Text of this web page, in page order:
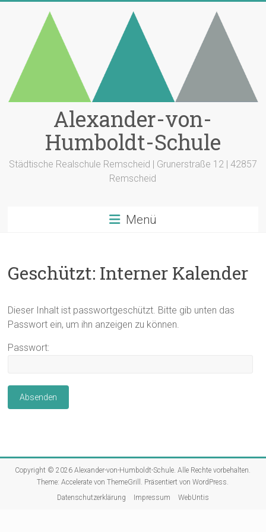
Alexander-von-
Humboldt-Schule
Städtische Realschule Remscheid | Grunerstraße 12 | 42857
Remscheid
Menü
Geschützt: Interner Kalender
Dieser Inhalt ist passwortgeschützt. Bitte gib unten das
Passwort ein, um ihn anzeigen zu können.
Passwort:
Copyright © 2026Alexander-von-Humboldt-Schule . Alle Rechte vorbehalten.
Theme:Accelerate von ThemeGrill. Präsentiert vonWordPress
Datenschutzerklärung
Impressum WebUntis